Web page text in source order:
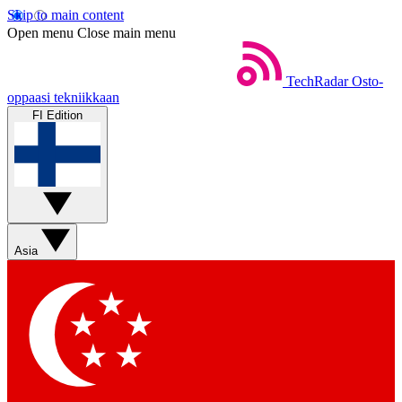
Skip to main content
Open menu Close main menu
TechRadar Osto-
oppaasi tekniikkaan
FI Edition
Asia